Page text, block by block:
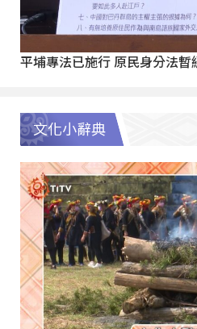
平埔專法已施行 原民身分法暫
文化小辭典